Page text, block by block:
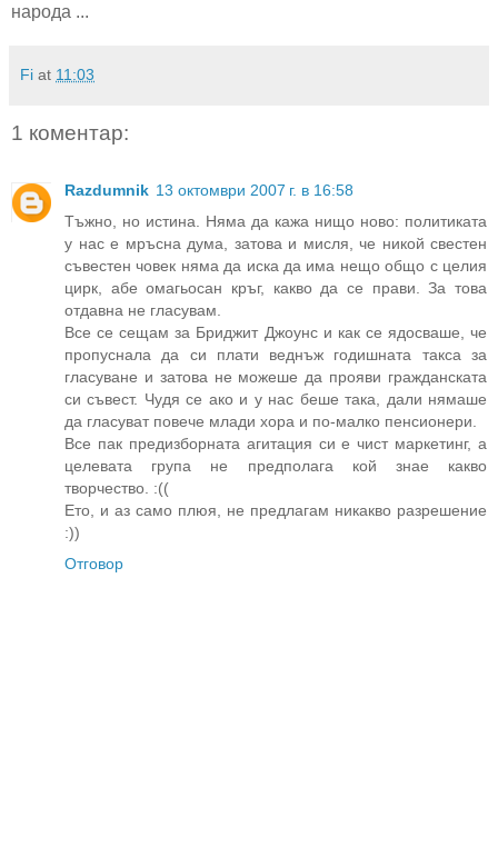
народа ...
Fi at 11:03
1 коментар:
Razdumnik 13 октомври 2007 г. в 16:58
Тъжно, но истина. Няма да кажа нищо ново: политиката
у нас е мръсна дума, затова и мисля, че никой свестен
съвестен човек няма да иска да има нещо общо с целия
цирк, абе омагьосан кръг, какво да се прави. За това
отдавна не гласувам.
Все се сещам за Бриджит Джоунс и как се ядосваше, че
пропуснала да си плати веднъж годишната такса за
гласуване и затова не можеше да прояви гражданската
си съвест. Чудя се ако и у нас беше така, дали нямаше
да гласуват повече млади хора и по-малко пенсионери.
Все пак предизборната агитация си е чист маркетинг, а
целевата група не предполага кой знае какво
творчество. :((
Ето, и аз само плюя, не предлагам никакво разрешение
:))
Отговор